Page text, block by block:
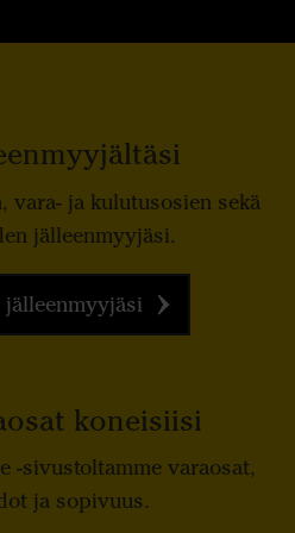
vara- ja kulutusosien sekä
jälleenmyyjäsi.
koneisiisi
-sivustoltamme varaosat,
ja sopivuus.